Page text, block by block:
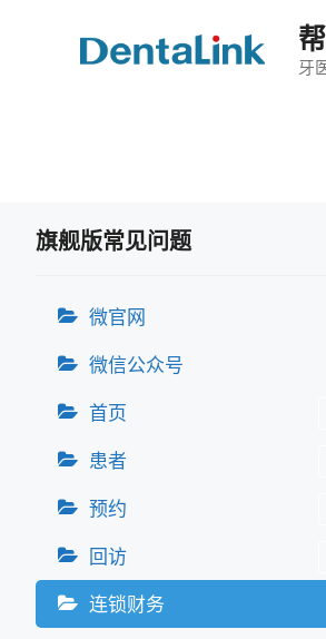
牙
旗舰版常见问题
微官网
微信公众号
首页
患者
预约
回访
连锁财务